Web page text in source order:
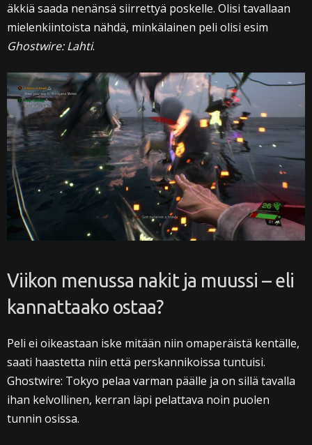
äkkiä saada nenänsä siirrettyä poskelle. Olisi tavallaan
mielenkiintoista nähdä, minkälainen peli olisi esim
Ghostwire: Lahti.
Viikon menussa nakit ja muussi – eli
kannattaako ostaa?
Peli ei oikeastaan iske mitään niin omaperäistä kentälle,
saati haastetta niin että perskannikoissa tuntuisi.
Ghostwire: Tokyo pelaa varman päälle ja on sillä tavalla
ihan kelvollinen, kerran läpi pelattava noin puolen
tunnin osissa.